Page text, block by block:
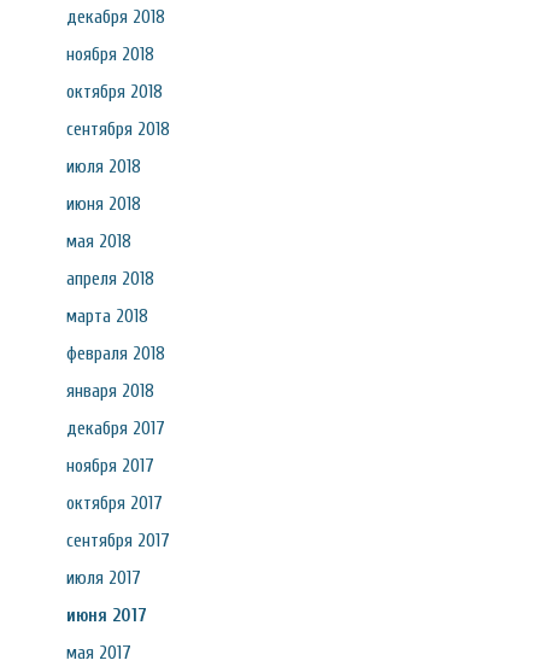
декабря 2018
ноября 2018
октября 2018
сентября 2018
июля 2018
июня 2018
мая 2018
апреля 2018
марта 2018
февраля 2018
января 2018
декабря 2017
ноября 2017
октября 2017
сентября 2017
июля 2017
июня 2017
мая 2017